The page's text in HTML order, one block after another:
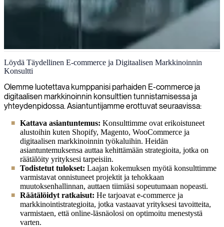
E-commerce ja digitaalinen markkinointi
Toimitamme taitavia asiantuntijoita digitaaliseen markkinointiin,
jotka luovat arvoa strategisten monikanavaisten lähestymistapojen,
data-analyysien ja innovatiivisten kampanjoiden avulla, muuttaen
vierailijat asiakkaiksi.
Löydä Täydellinen E-commerce ja Digitaalisen Markkinoinnin
Konsultti
Olemme luotettava kumppanisi parhaiden E-commerce ja
digitaalisen markkinoinnin konsulttien tunnistamisessa ja
yhteydenpidossa. Asiantuntijamme erottuvat seuraavissa:
Kattava asiantuntemus: Konsulttimme ovat erikoistuneet
alustoihin kuten Shopify, Magento, WooCommerce ja
digitaalisen markkinoinnin työkaluihin. Heidän
asiantuntemuksensa auttaa kehittämään strategioita, jotka on
räätälöity yrityksesi tarpeisiin.
Todistetut tulokset: Laajan kokemuksen myötä konsulttimme
varmistavat onnistuneet projektit ja tehokkaan
muutoksenhallinnan, auttaen tiimiäsi sopeutumaan nopeasti.
Räätälöidyt ratkaisut: He tarjoavat e-commerce ja
markkinointistrategioita, jotka vastaavat yrityksesi tavoitteita,
varmistaen, että online-läsnäolosi on optimoitu menestystä
varten.